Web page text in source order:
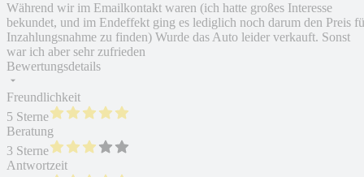
Während wir im Emailkontakt waren (ich hatte großes Interesse
bekundet, und im Endeffekt ging es lediglich noch darum den Preis
Inzahlungsnahme zu finden) Wurde das Auto leider verkauft. Sonst
war ich aber sehr zufrieden
Bewertungsdetails
Freundlichkeit
5 Sterne
Beratung
3 Sterne
Antwortzeit